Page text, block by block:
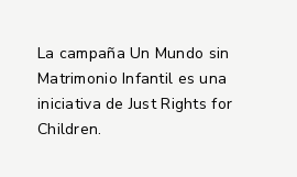
La campaña Un Mundo sin
Matrimonio Infantil es una
iniciativa de Just Rights for
Children.